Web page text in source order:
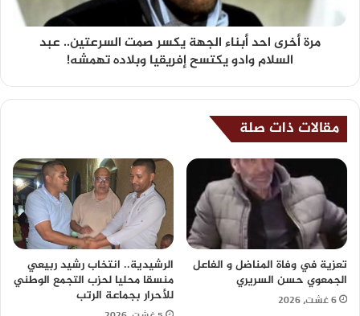
مرة أخرى احد أبناء الجهة يكسر صمت السرعتين.. عبد
السلام وادو يكتسح إفريقيا وبلاده تهمشه!
مقالات ذات صلة
تعزية في وفاة المناضل و الفاعل
الجمعوي حسن السريري
6 غشت، 2026
الرشيدية.. انتخاب رشيد ربيعي
منسقا محليا لحزب التجمع الوطني
للأحرار بجماعة الرتب